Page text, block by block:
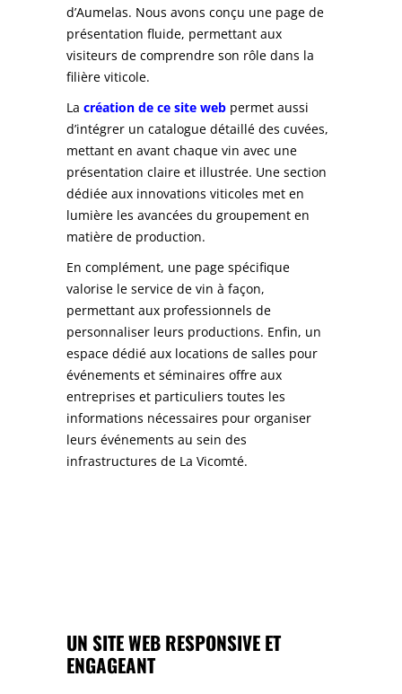
d’Aumelas. Nous avons conçu une page de
présentation fluide, permettant aux
visiteurs de comprendre son rôle dans la
filière viticole.
La création de ce site web permet aussi
d’intégrer un catalogue détaillé des cuvées,
mettant en avant chaque vin avec une
présentation claire et illustrée. Une section
dédiée aux innovations viticoles met en
lumière les avancées du groupement en
matière de production.
En complément, une page spécifique
valorise le service de vin à façon,
permettant aux professionnels de
personnaliser leurs productions. Enfin, un
espace dédié aux locations de salles pour
événements et séminaires offre aux
entreprises et particuliers toutes les
informations nécessaires pour organiser
leurs événements au sein des
infrastructures de La Vicomté.
UN SITE WEB RESPONSIVE ET
ENGAGEANT